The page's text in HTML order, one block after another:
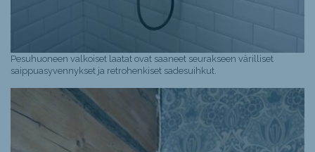
Pesuhuoneen valkoiset laatat ovat saaneet seurakseen värilliset
saippuasyvennykset ja retrohenkiset sadesuihkut.